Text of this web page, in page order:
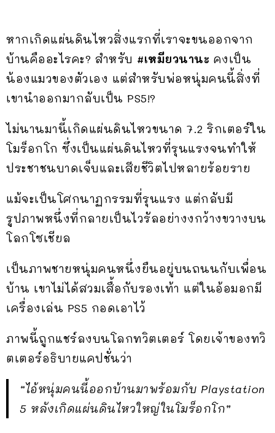
หากเกิดแผ่นดินไหวสิ่งแรกที่เราจะขนออกจาก
บ้านคืออะไรคะ? สำหรับ #เหมียวนานะ คงเป็น
น้องแมวของตัวเอง แต่สำหรับพ่อหนุ่มคนนี้สิ่งที่
เขานำออกมากลับเป็น PS5!?
ไม่นานมานี้เกิดแผ่นดินไหวขนาด 7.2 ริกเตอร์ใน
โมร็อกโก ซึ่งเป็นแผ่นดินไหวที่รุนแรงจนทำให้
ประชาชนบาดเจ็บและเสียชีวิตไปหลายร้อยราย
แม้จะเป็นโศกนาฏกรรมที่รุนแรง แต่กลับมี
รูปภาพหนึ่งที่กลายเป็นไวรัลอย่างงกว้างขวางบน
โลกโซเชียล
เป็นภาพชายหนุ่มคนหนึ่งยืนอยู่บนถนนกับเพื่อน
บ้าน เขาไม่ได้สวมเสื้อกับรองเท้า แต่ในอ้อมอกมี
เครื่องเล่น PS5 กอดเอาไว้
ภาพนี้ถูกแชร์ลงบนโลกทวิตเตอร์ โดยเจ้าของทวิ
ตเตอร์อธิบายแคปชั่นว่า
“ไอ้หนุ่มคนนี้ออกบ้านมาพร้อมกับ Playstation
5 หลังเกิดแผ่นดินไหวใหญ่ในโมร็อกโก”